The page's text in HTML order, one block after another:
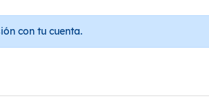
con tu cuenta.